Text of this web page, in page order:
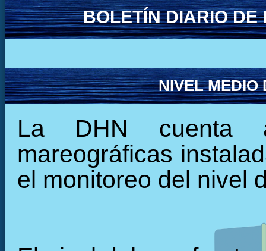
BOLETÍN DIARIO DE
NIVEL MEDIO
La DHN cuenta
mareográficas
el monitoreo del nivel